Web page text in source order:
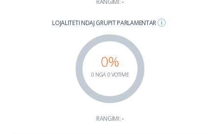
LOJALITETI NDAJ GRUPIT PARLAMENTAR
0%
0 NGA 0 VOTIME
RANGIMI:-